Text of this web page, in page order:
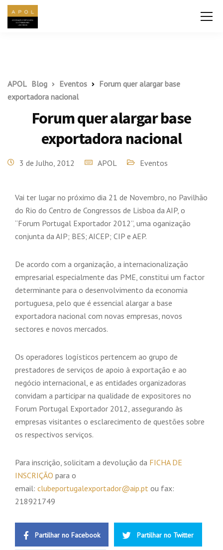
APOL Blog Eventos
Forum quer alargar base
exportadora nacional
Forum quer alargar base
exportadora nacional
3 de Julho, 2012 APOL Eventos
Vai ter lugar no próximo dia 21 de Novembro, no Pavilhão
do Rio do Centro de Congressos de Lisboa da AIP, o
“Forum Portugal Exportador 2012”, uma oganização
conjunta da AIP; BES; AICEP; CIP e AEP.
De acordo com a organização, a internacionalização
empresarial especialmente das PME, constitui um factor
determinante para o desenvolvimento da economia
portuguesa, pelo que é essencial alargar a base
exportadora nacional com novas empresas, novos
sectores e novos mercados.
Os operadores logísticos pertencem ao grupo de
prestadores de serviços de apoio à exportação e ao
negócio internacional, e as entidades organizadoras
convidam a participar na qualidade de expositores no
Forum Portugal Exportador 2012, assegurando às
empresas visitantes o esclarecimento de questões sobre
os respectivos serviços.
Para inscrição, solicitam a devolução da FICHA DE
INSCRIÇÃO para o
email: clubeportugalexportador@aip.pt ou fax:
218921749
Partilhar no Facebook Partilhar no Twitter